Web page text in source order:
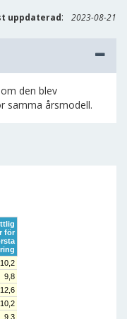
uppdaterad: 2023-08-21
den blev
samma årsmodell.
för
10,2
9,8
12,6
10,2
9,3